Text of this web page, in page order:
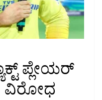
ಪ್ಲೇಯರ್
ವಿರೋಧ